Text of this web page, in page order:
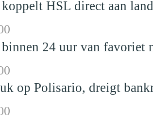
HSL direct aan
24 uur van favoriet
op Polisario, dreigt